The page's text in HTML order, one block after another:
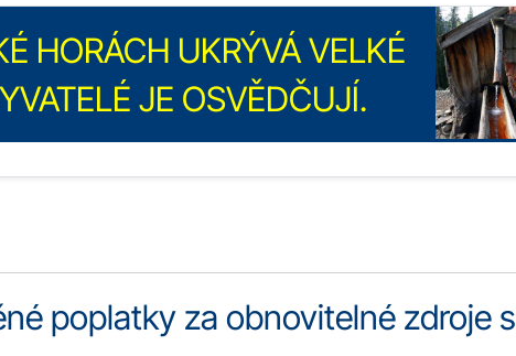
HORÁCH UKRÝVÁ VELKÉ
JE OSVĚDČUJÍ.
poplatky za obnovitelné zdroje